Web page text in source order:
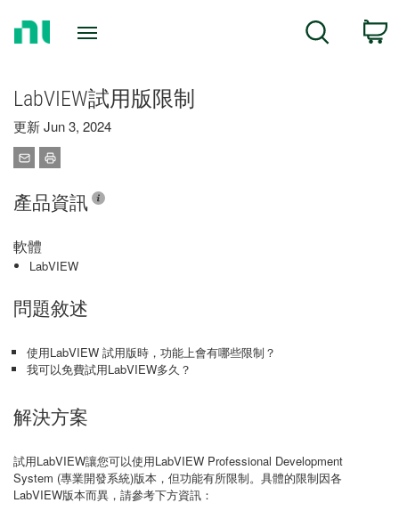
Search
LabVIEW試用版限制
更新 Jun 3, 2024
產品資訊
軟體
LabVIEW
問題敘述
使用LabVIEW 試用版時，功能上會有哪些限制？
我可以免費試用LabVIEW多久？
解決方案
試用LabVIEW讓您可以使用LabVIEW Professional Development
System (專業開發系統)版本，但功能有所限制。具體的限制因各
LabVIEW版本而異，請參考下方資訊：